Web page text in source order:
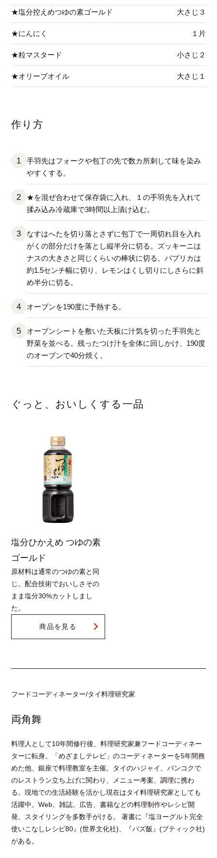
★塩分控えめつゆの素ゴールド 大さじ３
★にんにく １片
★粒マスタード 小さじ２
★オリーブオイル 大さじ１
作り方
手羽先はフォークや包丁の先で数カ所刺して味を染み
やすくする。
★を混ぜ合わせて保存袋に入れ、１の手羽先を入れて
揉み込み冷蔵庫で3時間以上漬け込む。
なすはへたを切り落とさずに包丁で一周切れ目を入れ
がくの部分だけを落とし縦半分に切る。ズッキーニは
ナスの大きさと同じくらいの棒状に切る。パプリカは
約1.5センチ幅に切り、レモンはくし切りにしさらに斜
め半分に切る。
オーブンを190度に予熱する。
オーブンシートを敷いた天板に汁気を切った手羽先と
野菜を並べる。残ったつけ汁を全体に回しかけ、190度
のオーブンで40分焼く。
ぐっと、おいしくする一品
塩分ひかえめ つゆの素
ゴールド
原材料は通常のつゆの素と同
じ。配合技術でおいしさその
まま塩分30%カットしまし
た。
商品を見る
フードコーディネーター/タイ料理研究家
両角舞
料理人として10年間修行後、料理研究家兼フードコーディネー
ターに転身。「めざましテレビ」のコーディネーターを5年間務
めた他、銀座で料理教室を主催。タイのハジャイ、バンコクで
のレストラン立ち上げに関わり、メニュー考案、調理に携わ
る。現地での生活経験を活かし現在はタイ料理研究家としても
活躍中。Web、雑誌、広告、書籍などの料理制作やレシピ開
発、スタイリングを多数手がける。 著書に『塩ヨーグルト完全
使いこなしレシピ80』(世界文化社)、『バズ飯』(ブティック社)
がある。